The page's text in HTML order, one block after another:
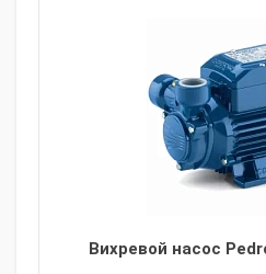
Вихревой насос